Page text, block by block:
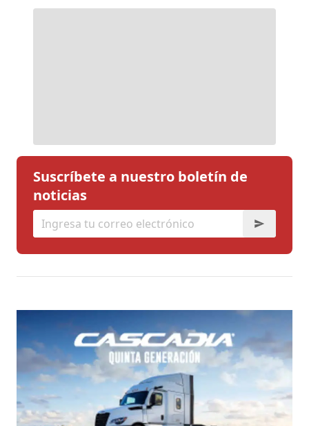
Suscríbete a nuestro boletín de
noticias